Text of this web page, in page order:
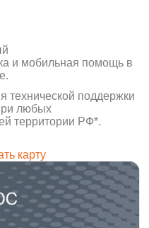
и мобильная помощь в
технической поддержки
любых
территории РФ*.
карту